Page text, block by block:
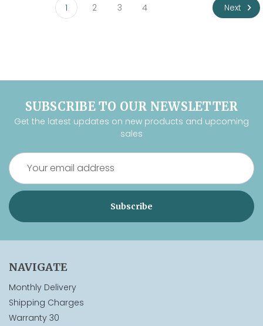
1 2 3 4 Next
SUBSCRIBE TO OUR NEWSLETTER
Get the latest updates on new products and upcoming
sales
Email
Address
NAVIGATE
Monthly Delivery
Shipping Charges
Warranty 30